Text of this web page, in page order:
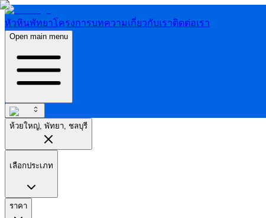
หัวหินพัทยาโครงการบทความเกี่ยวกับเราติดต่อเรา
Open main menu
ห้วยใหญ่, พัทยา, ชลบุรี
เลือกประเภท
ราคา